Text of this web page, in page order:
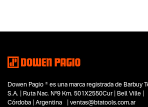
Segmentos - pendiente
Jardinería y poda
20V
Funcion o uso
Dowen Pagio ® es una marca registrada de Barbuy
S.A. | Ruta Nac. Nº9 Km. 501X2550Cur | Bell Ville |
Córdoba | Argentina | ventas@btatools.com.ar